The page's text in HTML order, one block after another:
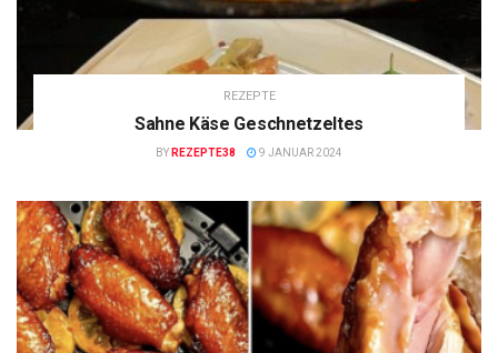
REZEPTE
Sahne Käse Geschnetzeltes
BY REZEPTE38 9 JANUAR 2024